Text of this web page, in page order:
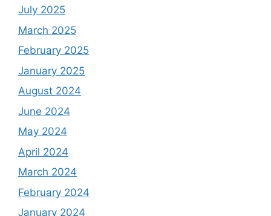
July 2025
March 2025
February 2025
January 2025
August 2024
June 2024
May 2024
April 2024
March 2024
February 2024
January 2024